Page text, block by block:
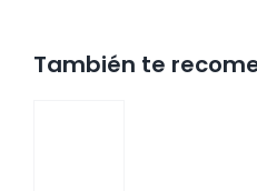
También te